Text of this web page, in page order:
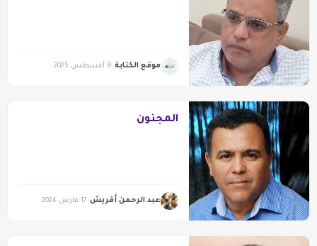
موقع الكتابة 8 أغسطس 2025
المجنون
عبد الرحمن أقريش 17 مارس 2024